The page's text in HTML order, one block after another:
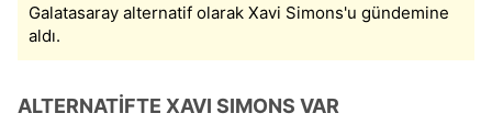
ilgili mevzuata uygun olarak kullanılan çerezlerle ilgili bilgi
Galatasaray alternatif olarak Xavi Simons'u gündemine
aldı.
ALTERNATİFTE XAVI SIMONS VAR